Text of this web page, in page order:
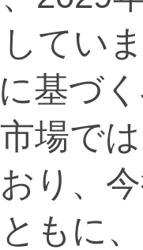
てい
基づ
場で
り、
もに